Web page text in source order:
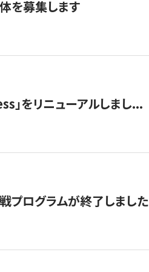
を募集します
」をリニューアルしまし...
プログラムが終了しました